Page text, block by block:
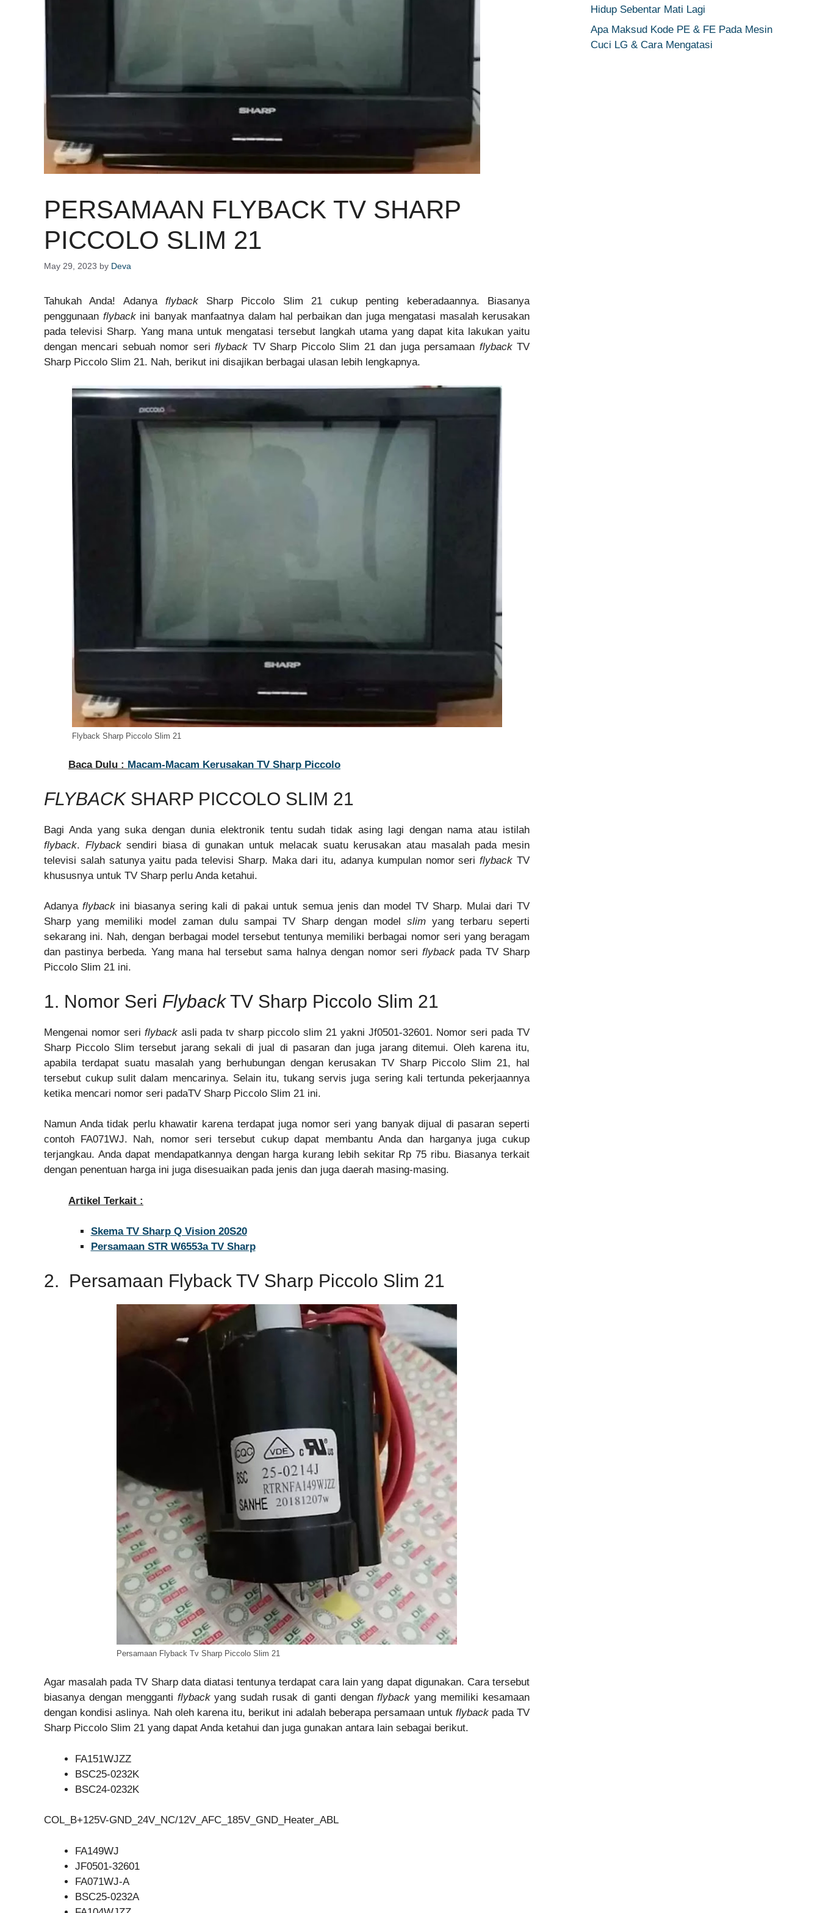
PERSAMAAN FLYBACK TV SHARP
PICCOLO SLIM 21
May 29, 2023 by Deva
Tahukah Anda! Adanya flybackSharp Piccolo Slim 21 cukup penting keberadaannya. Biasanya
penggunaan flybackini banyak manfaatnya dalam hal perbaikan dan juga mengatasi masalah kerusakan
pada televisi Sharp. Yang mana untuk mengatasi tersebut langkah utama yang dapat kita lakukan yaitu
dengan mencari sebuah nomor seriflyback TV Sharp Piccolo Slim 21 dan juga persamaan flybackTV
Sharp Piccolo Slim 21. Nah, berikut ini disajikan berbagai ulasan lebih lengkapnya.
Flyback Sharp Piccolo Slim 21
Baca Dulu : Macam-Macam Kerusakan TV Sharp Piccolo
FLYBACKSHARP PICCOLO SLIM 21
Bagi Anda yang suka dengan dunia elektronik tentu sudah tidak asing lagi dengan nama atau istilah
flyback. Flybacksendiri biasa di gunakan untuk melacak suatu kerusakan atau masalah pada mesin
televisi salah satunya yaitu pada televisi Sharp. Maka dari itu, adanya kumpulan nomor seriflyback TV
khususnya untuk TV Sharp perlu Anda ketahui.
Adanyaflyback ini biasanya sering kali di pakai untuk semua jenis dan model TV Sharp. Mulai dari TV
Sharp yang memiliki model zaman dulu sampai TV Sharp dengan modelslim yang terbaru seperti
sekarang ini. Nah, dengan berbagai model tersebut tentunya memiliki berbagai nomor seri yang beragam
dan pastinya berbeda. Yang mana hal tersebut sama halnya dengan nomor seri flyback pada TV Sharp
Piccolo Slim 21 ini.
1. Nomor Seri FlybackTV Sharp Piccolo Slim 21
Mengenai nomor seri flybackasli pada tv sharp piccolo slim 21 yakni Jf0501-32601. Nomor seri pada TV
Sharp Piccolo Slim tersebut jarang sekali di jual di pasaran dan juga jarang ditemui. Oleh karena itu,
apabila terdapat suatu masalah yang berhubungan dengan kerusakan TV Sharp Piccolo Slim 21, hal
tersebut cukup sulit dalam mencarinya. Selain itu, tukang servis juga sering kali tertunda pekerjaannya
ketika mencari nomor seri padaTV Sharp Piccolo Slim 21 ini.
Namun Anda tidak perlu khawatir karena terdapat juga nomor seri yang banyak dijual di pasaran seperti
contoh FA071WJ. Nah, nomor seri tersebut cukup dapat membantu Anda dan harganya juga cukup
terjangkau. Anda dapat mendapatkannya dengan harga kurang lebih sekitar Rp 75 ribu. Biasanya terkait
dengan penentuan harga ini juga disesuaikan pada jenis dan juga daerah masing-masing.
Artikel Terkait :
Skema TV Sharp Q Vision 20S20
Persamaan STR W6553a TV Sharp
2. Persamaan Flyback TV Sharp Piccolo Slim 21
Persamaan Flyback Tv Sharp Piccolo Slim 21
Agar masalah pada TV Sharp data diatasi tentunya terdapat cara lain yang dapat digunakan. Cara tersebut
biasanya dengan mengganti flybackyang sudah rusak di ganti denganflyback yang memiliki kesamaan
dengan kondisi aslinya. Nah oleh karena itu, berikut ini adalah beberapa persamaan untuk flyback pada TV
Sharp Piccolo Slim 21 yang dapat Anda ketahui dan juga gunakan antara lain sebagai berikut.
FA151WJZZ
BSC25-0232K
BSC24-0232K
COL_B+125V-GND_24V_NC/12V_AFC_185V_GND_Heater_ABL
FA149WJ
JF0501-32601
FA071WJ-A
BSC25-0232A
Hidup Sebentar Mati Lagi
Apa Maksud Kode PE & FE Pada Mesin
Cuci LG & Cara Mengatasi